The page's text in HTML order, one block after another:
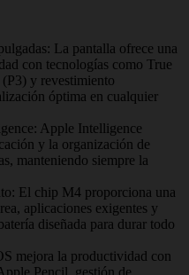
La pantalla ofrece una
con tecnologías como True
y revestimiento
óptima en cualquier
Apple Intelligence
y la organización de
manteniendo siempre la
El chip M4 proporciona una
aplicaciones exigentes y
diseñada para durar todo
mejora la productividad con
Pencil, gestión de